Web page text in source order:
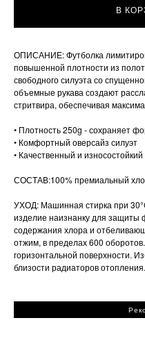
В
ОПИСАНИЕ: Футболка
повышенной плотности из
свободного силуэта со
объемные рукава создают
стритвира, обеспечивая
• Плотность 250g - сохраняет
• Комфортный оверсайз силуэт
• Качественный и
СОСТАВ:100% премиальный
УХОД: Машинная стирка при
изделие наизнанку для защиты
содержания хлора и
отжим, в пределах 600
горизонтальной поверхности.
близости радиаторов отопления.